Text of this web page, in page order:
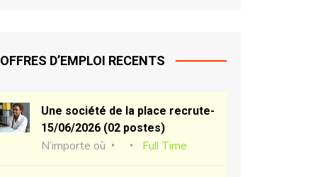
OFFRES D’EMPLOI RECENTS
Une société de la place recrute-
15/06/2026 (02 postes)
N’importe où Full Time